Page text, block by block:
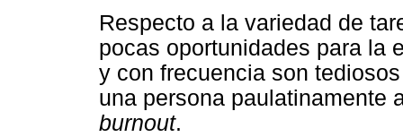
Respecto a la variedad de
pocas oportunidades para la
y con frecuencia son
una persona paulatinamente
burnout.